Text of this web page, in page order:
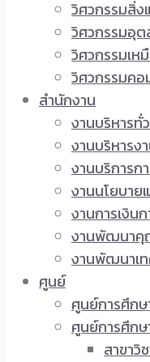
วิศวกรรมสิ่
วิศวกรรมอุต
วิศวกรรมเห
วิศวกรรมคอ
สำนักงาน
งานบริหารทั่
งานบริหารง
งานบริการก
งานนโยบาย
งานการเงิน
งานพัฒนาคุ
งานพัฒนาเท
ศูนย์
ศูนย์การศึก
ศูนย์การศึกษ
สาขา